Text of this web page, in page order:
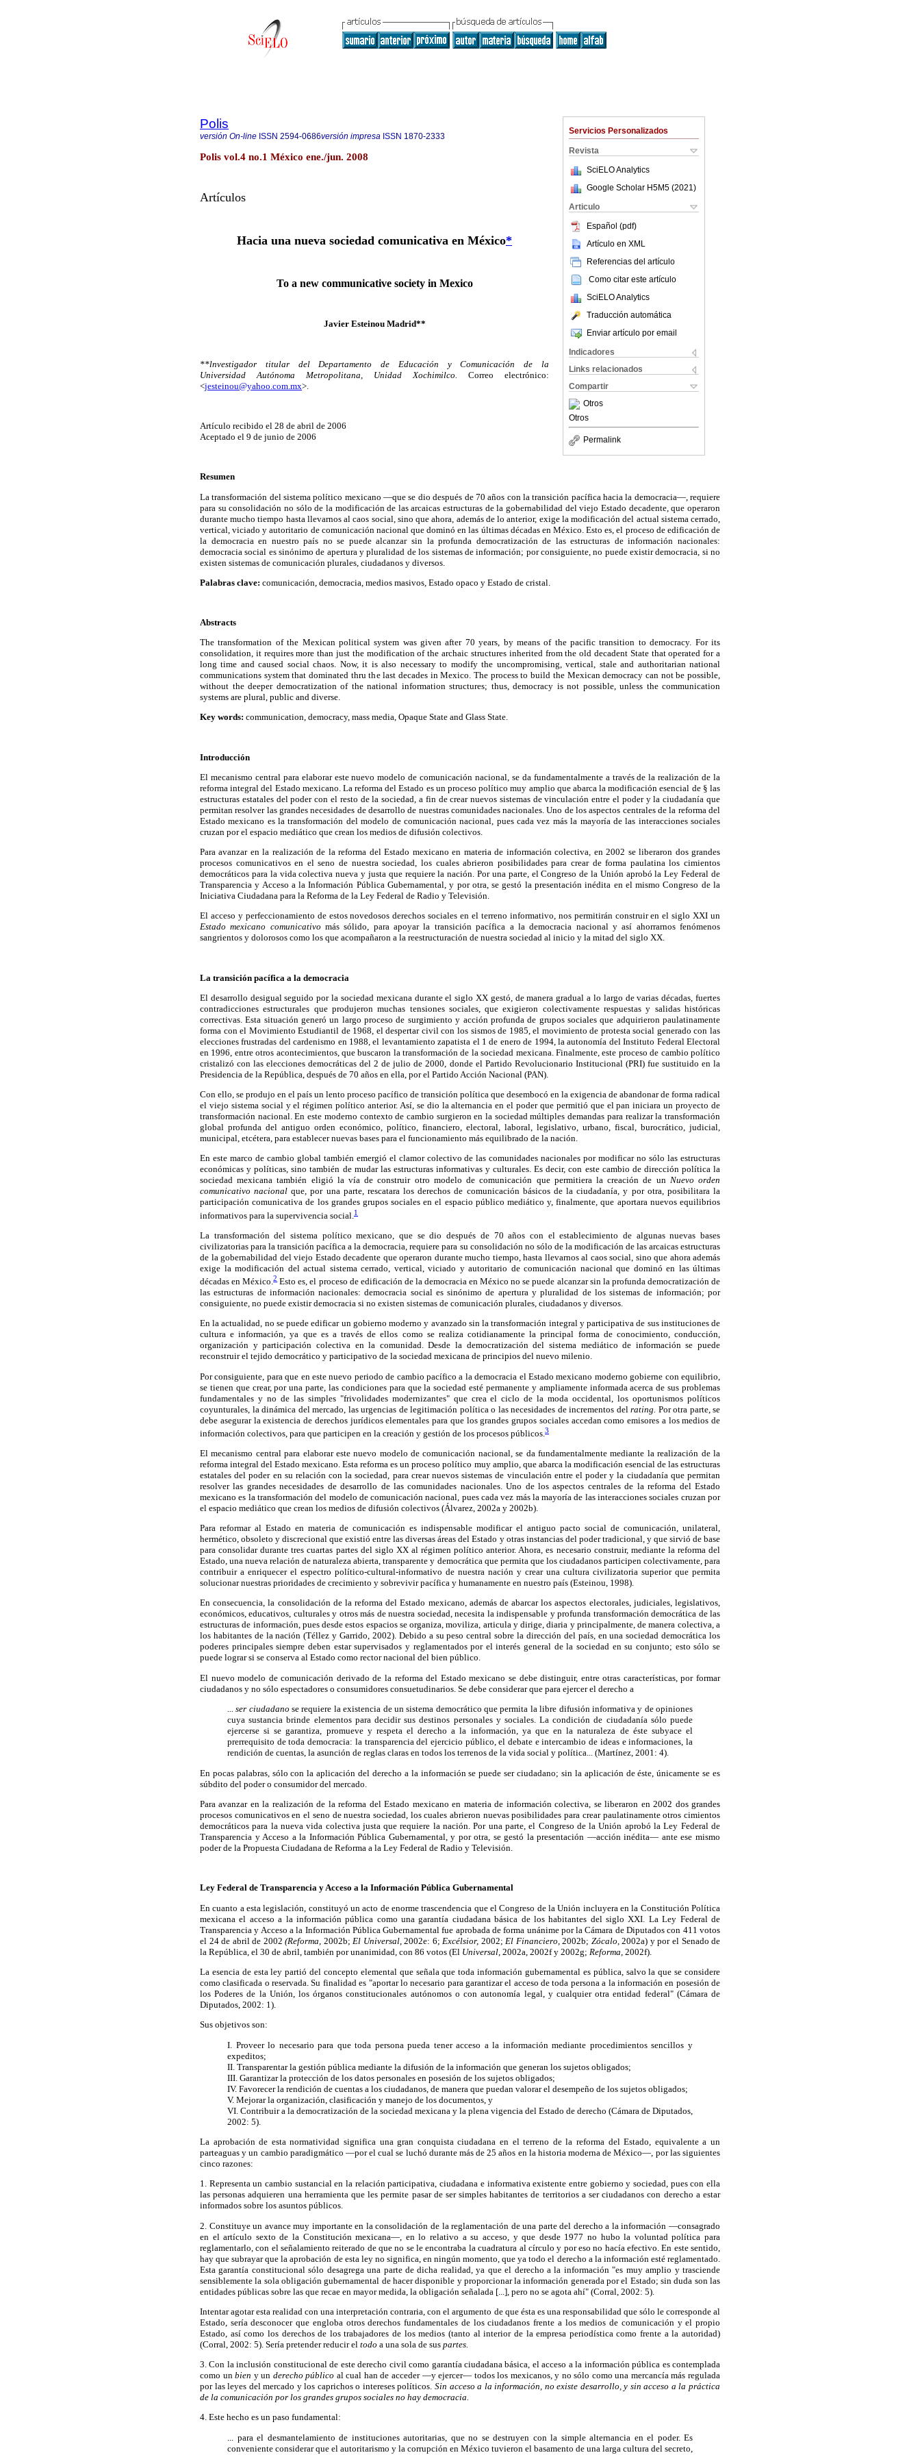
Servicios Personalizados
Revista
SciELO Analytics
Google Scholar H5M5 (2021 )
Articulo
Español (pdf)
Artículo en XML
Referencias del artículo
Como citar este artículo
SciELO Analytics
Traducción automática
Enviar artículo por email
Indicadores
Links relacionados
Compartir
Otros
Otros
Permalink
Polis
versión On-line ISSN 2594-0686versión impresa ISSN 1870-2333
Polis vol.4 no.1 México ene./jun. 2008
Artículos
Hacia una nueva sociedad comunicativa en México*
To a new communicative society in Mexico
Javier Esteinou Madrid**
**lnvestigador titular del Departamento de Educación y Comunicación de la
Universidad Autónoma Metropolitana, Unidad Xochimilco. Correo electrónico:
<jesteinou@yahoo.com.mx>.
Artículo recibido el 28 de abril de 2006
Aceptado el 9 de junio de 2006
Resumen
La transformación del sistema político mexicano —que se dio después de 70 años con la transición pacífica hacia la democracia—, requiere
para su consolidación no sólo de la modificación de las arcaicas estructuras de la gobernabilidad del viejo Estado decadente, que operaron
durante mucho tiempo hasta llevarnos al caos social, sino que ahora, además de lo anterior, exige la modificación del actual sistema cerrado,
vertical, viciado y autoritario de comunicación nacional que dominó en las últimas décadas en México. Esto es, el proceso de edificación de
la democracia en nuestro país no se puede alcanzar sin la profunda democratización de las estructuras de información nacionales:
democracia social es sinónimo de apertura y pluralidad de los sistemas de información; por consiguiente, no puede existir democracia, si no
existen sistemas de comunicación plurales, ciudadanos y diversos.
Palabras clave: comunicación, democracia, medios masivos, Estado opaco y Estado de cristal.
Abstracts
The transformation of the Mexican political system was given after 70 years, by means of the pacific transition to democracy. For its
consolidation, it requires more than just the modification of the archaic structures inherited from the old decadent State that operated for a
long time and caused social chaos. Now, it is also necessary to modify the uncompromising, vertical, stale and authoritarian national
communications system that dominated thru the last decades in Mexico. The process to build the Mexican democracy can not be possible,
without the deeper democratization of the national information structures; thus, democracy is not possible, unless the communication
systems are plural, public and diverse.
Key words: communication, democracy, mass media, Opaque State and Glass State.
Introducción
El mecanismo central para elaborar este nuevo modelo de comunicación nacional, se da fundamentalmente a través de la realización de la
reforma integral del Estado mexicano. La reforma del Estado es un proceso político muy amplio que abarca la modificación esencial de § las
estructuras estatales del poder con el resto de la sociedad, a fin de crear nuevos sistemas de vinculación entre el poder y la ciudadanía que
permitan resolver las grandes necesidades de desarrollo de nuestras comunidades nacionales. Uno de los aspectos centrales de la reforma del
Estado mexicano es la transformación del modelo de comunicación nacional, pues cada vez más la mayoría de las interacciones sociales
cruzan por el espacio mediático que crean los medios de difusión colectivos.
Para avanzar en la realización de la reforma del Estado mexicano en materia de información colectiva, en 2002 se liberaron dos grandes
procesos comunicativos en el seno de nuestra sociedad, los cuales abrieron posibilidades para crear de forma paulatina los cimientos
democráticos para la vida colectiva nueva y justa que requiere la nación. Por una parte, el Congreso de la Unión aprobó la Ley Federal de
Transparencia y Acceso a la Información Pública Gubernamental, y por otra, se gestó la presentación inédita en el mismo Congreso de la
Iniciativa Ciudadana para la Reforma de la Ley Federal de Radio y Televisión.
El acceso y perfeccionamiento de estos novedosos derechos sociales en el terreno informativo, nos permitirán construir en el siglo XXI un
Estado mexicano comunicativo más sólido, para apoyar la transición pacífica a la democracia nacional y así ahorrarnos fenómenos
sangrientos y dolorosos como los que acompañaron a la reestructuración de nuestra sociedad al inicio y la mitad del siglo XX.
La transición pacífica a la democracia
El desarrollo desigual seguido por la sociedad mexicana durante el siglo XX gestó, de manera gradual a lo largo de varias décadas, fuertes
contradicciones estructurales que produjeron muchas tensiones sociales, que exigieron colectivamente respuestas y salidas históricas
correctivas. Esta situación generó un largo proceso de surgimiento y acción profunda de grupos sociales que adquirieron paulatinamente
forma con el Movimiento Estudiantil de 1968, el despertar civil con los sismos de 1985, el movimiento de protesta social generado con las
elecciones frustradas del cardenismo en 1988, el levantamiento zapatista el 1 de enero de 1994, la autonomía del Instituto Federal Electoral
en 1996, entre otros acontecimientos, que buscaron la transformación de la sociedad mexicana. Finalmente, este proceso de cambio político
cristalizó con las elecciones democráticas del 2 de julio de 2000, donde el Partido Revolucionario Institucional (PRI) fue sustituido en la
Presidencia de la República, después de 70 años en ella, por el Partido Acción Nacional (PAN).
Con ello, se produjo en el país un lento proceso pacífico de transición política que desembocó en la exigencia de abandonar de forma radical
el viejo sistema social y el régimen político anterior. Así, se dio la alternancia en el poder que permitió que el pan iniciara un proyecto de
transformación nacional. En este moderno contexto de cambio surgieron en la sociedad múltiples demandas para realizar la transformación
global profunda del antiguo orden económico, político, financiero, electoral, laboral, legislativo, urbano, fiscal, burocrático, judicial,
municipal, etcétera, para establecer nuevas bases para el funcionamiento más equilibrado de la nación.
En este marco de cambio global también emergió el clamor colectivo de las comunidades nacionales por modificar no sólo las estructuras
económicas y políticas, sino también de mudar las estructuras informativas y culturales. Es decir, con este cambio de dirección política la
sociedad mexicana también eligió la vía de construir otro modelo de comunicación que permitiera la creación de un Nuevo orden
comunicativo nacional que, por una parte, rescatara los derechos de comunicación básicos de la ciudadanía, y por otra, posibilitara la
participación comunicativa de los grandes grupos sociales en el espacio público mediático y, finalmente, que aportara nuevos equilibrios
informativos para la supervivencia social. 1
La transformación del sistema político mexicano, que se dio después de 70 años con el establecimiento de algunas nuevas bases
civilizatorias para la transición pacífica a la democracia, requiere para su consolidación no sólo de la modificación de las arcaicas estructuras
de la gobernabilidad del viejo Estado decadente que operaron durante mucho tiempo, hasta llevarnos al caos social, sino que ahora además
exige la modificación del actual sistema cerrado, vertical, viciado y autoritario de comunicación nacional que dominó en las últimas
décadas en México.2Esto es, el proceso de edificación de la democracia en México no se puede alcanzar sin la profunda democratización de
las estructuras de información nacionales: democracia social es sinónimo de apertura y pluralidad de los sistemas de información; por
consiguiente, no puede existir democracia si no existen sistemas de comunicación plurales, ciudadanos y diversos.
En la actualidad, no se puede edificar un gobierno moderno y avanzado sin la transformación integral y participativa de sus instituciones de
cultura e información, ya que es a través de ellos como se realiza cotidianamente la principal forma de conocimiento, conducción,
organización y participación colectiva en la comunidad. Desde la democratización del sistema mediático de información se puede
reconstruir el tejido democrático y participativo de la sociedad mexicana de principios del nuevo milenio.
Por consiguiente, para que en este nuevo periodo de cambio pacífico a la democracia el Estado mexicano moderno gobierne con equilibrio,
se tienen que crear, por una parte, las condiciones para que la sociedad esté permanente y ampliamente informada acerca de sus problemas
fundamentales y no de las simples "frivolidades modernizantes" que crea el ciclo de la moda occidental, los oportunismos políticos
coyunturales, la dinámica del mercado, las urgencias de legitimación política o las necesidades de incrementos del rating. Por otra parte, se
debe asegurar la existencia de derechos jurídicos elementales para que los grandes grupos sociales accedan como emisores a los medios de
información colectivos, para que participen en la creación y gestión de los procesos públicos. 3
El mecanismo central para elaborar este nuevo modelo de comunicación nacional, se da fundamentalmente mediante la realización de la
reforma integral del Estado mexicano. Esta reforma es un proceso político muy amplio, que abarca la modificación esencial de las estructuras
estatales del poder en su relación con la sociedad, para crear nuevos sistemas de vinculación entre el poder y la ciudadanía que permitan
resolver las grandes necesidades de desarrollo de las comunidades nacionales. Uno de los aspectos centrales de la reforma del Estado
mexicano es la transformación del modelo de comunicación nacional, pues cada vez más la mayoría de las interacciones sociales cruzan por
el espacio mediático que crean los medios de difusión colectivos (Álvarez, 2002a y 2002b).
Para reformar al Estado en materia de comunicación es indispensable modificar el antiguo pacto social de comunicación, unilateral,
hermético, obsoleto y discrecional que existió entre las diversas áreas del Estado y otras instancias del poder tradicional, y que sirvió de base
para consolidar durante tres cuartas partes del siglo XX al régimen político anterior. Ahora, es necesario construir, mediante la reforma del
Estado, una nueva relación de naturaleza abierta, transparente y democrática que permita que los ciudadanos participen colectivamente, para
contribuir a enriquecer el espectro político-cultural-informativo de nuestra nación y crear una cultura civilizatoria superior que permita
solucionar nuestras prioridades de crecimiento y sobrevivir pacífica y humanamente en nuestro país (Esteinou, 1998).
En consecuencia, la consolidación de la reforma del Estado mexicano, además de abarcar los aspectos electorales, judiciales, legislativos,
económicos, educativos, culturales y otros más de nuestra sociedad, necesita la indispensable y profunda transformación democrática de las
estructuras de información, pues desde estos espacios se organiza, moviliza, articula y dirige, diaria y principalmente, de manera colectiva, a
los habitantes de la nación (Téllez y Garrido, 2002). Debido a su peso central sobre la dirección del país, en una sociedad democrática los
poderes principales siempre deben estar supervisados y reglamentados por el interés general de la sociedad en su conjunto; esto sólo se
puede lograr si se conserva al Estado como rector nacional del bien público.
El nuevo modelo de comunicación derivado de la reforma del Estado mexicano se debe distinguir, entre otras características, por formar
ciudadanos y no sólo espectadores o consumidores consuetudinarios. Se debe considerar que para ejercer el derecho a
... ser ciudadano se requiere la existencia de un sistema democrático que permita la libre difusión informativa y de opiniones
cuya sustancia brinde elementos para decidir sus destinos personales y sociales. La condición de ciudadanía sólo puede
ejercerse si se garantiza, promueve y respeta el derecho a la información, ya que en la naturaleza de éste subyace el
prerrequisito de toda democracia: la transparencia del ejercicio público, el debate e intercambio de ideas e informaciones, la
rendición de cuentas, la asunción de reglas claras en todos los terrenos de la vida social y política... (Martínez, 2001: 4).
En pocas palabras, sólo con la aplicación del derecho a la información se puede ser ciudadano; sin la aplicación de éste, únicamente se es
súbdito del poder o consumidor del mercado.
Para avanzar en la realización de la reforma del Estado mexicano en materia de información colectiva, se liberaron en 2002 dos grandes
procesos comunicativos en el seno de nuestra sociedad, los cuales abrieron nuevas posibilidades para crear paulatinamente otros cimientos
democráticos para la nueva vida colectiva justa que requiere la nación. Por una parte, el Congreso de la Unión aprobó la Ley Federal de
Transparencia y Acceso a la Información Pública Gubernamental, y por otra, se gestó la presentación —acción inédita— ante ese mismo
poder de la Propuesta Ciudadana de Reforma a la Ley Federal de Radio y Televisión.
Ley Federal de Transparencia y Acceso a la Información Pública Gubernamental
En cuanto a esta legislación, constituyó un acto de enorme trascendencia que el Congreso de la Unión incluyera en la Constitución Política
mexicana el acceso a la información pública como una garantía ciudadana básica de los habitantes del siglo XXI. La Ley Federal de
Transparencia y Acceso a la Información Pública Gubernamental fue aprobada de forma unánime por la Cámara de Diputados con 411 votos
el 24 de abril de 2002(Reforma, 2002b; El Universal, 2002e: 6; Excélsior, 2002; El Financiero, 2002b; Zócalo, 2002a) y por el Senado de
la República, el 30 de abril, también por unanimidad, con 86 votos (El Universal, 2002a, 2002f y 2002g; Reforma, 2002f).
La esencia de esta ley partió del concepto elemental que señala que toda información gubernamental es pública, salvo la que se considere
como clasificada o reservada. Su finalidad es "aportar lo necesario para garantizar el acceso de toda persona a la información en posesión de
los Poderes de la Unión, los órganos constitucionales autónomos o con autonomía legal, y cualquier otra entidad federal" (Cámara de
Diputados, 2002: 1).
Sus objetivos son:
I. Proveer lo necesario para que toda persona pueda tener acceso a la información mediante procedimientos sencillos y
expeditos;
II. Transparentar la gestión pública mediante la difusión de la información que generan los sujetos obligados;
III. Garantizar la protección de los datos personales en posesión de los sujetos obligados;
IV. Favorecer la rendición de cuentas a los ciudadanos, de manera que puedan valorar el desempeño de los sujetos obligados;
V. Mejorar la organización, clasificación y manejo de los documentos, y
VI. Contribuir a la democratización de la sociedad mexicana y la plena vigencia del Estado de derecho (Cámara de Diputados,
2002: 5).
La aprobación de esta normatividad significa una gran conquista ciudadana en el terreno de la reforma del Estado, equivalente a un
parteaguas y un cambio paradigmático —por el cual se luchó durante más de 25 años en la historia moderna de México—, por las siguientes
cinco razones:
1. Representa un cambio sustancial en la relación participativa, ciudadana e informativa existente entre gobierno y sociedad, pues con ella
las personas adquieren una herramienta que les permite pasar de ser simples habitantes de territorios a ser ciudadanos con derecho a estar
informados sobre los asuntos públicos.
2. Constituye un avance muy importante en la consolidación de la reglamentación de una parte del derecho a la información —consagrado
en el artículo sexto de la Constitución mexicana—, en lo relativo a su acceso, y que desde 1977 no hubo la voluntad política para
reglamentarlo, con el señalamiento reiterado de que no se le encontraba la cuadratura al círculo y por eso no hacía efectivo. En este sentido,
hay que subrayar que la aprobación de esta ley no significa, en ningún momento, que ya todo el derecho a la información esté reglamentado.
Esta garantía constitucional sólo desagrega una parte de dicha realidad, ya que el derecho a la información "es muy amplio y trasciende
sensiblemente la sola obligación gubernamental de hacer disponible y proporcionar la información generada por el Estado; sin duda son las
entidades públicas sobre las que recae en mayor medida, la obligación señalada [...], pero no se agota ahí" (Corral, 2002: 5).
Intentar agotar esta realidad con una interpretación contraria, con el argumento de que ésta es una responsabilidad que sólo le corresponde al
Estado, sería desconocer que engloba otros derechos fundamentales de los ciudadanos frente a los medios de comunicación y el propio
Estado, así como los derechos de los trabajadores de los medios (tanto al interior de la empresa periodística como frente a la autoridad)
(Corral, 2002: 5). Sería pretender reducir el todo a una sola de sus partes.
3. Con la inclusión constitucional de este derecho civil como garantía ciudadana básica, el acceso a la información pública es contemplada
como unbien y un derecho público al cual han de acceder —y ejercer— todos los mexicanos, y no sólo como una mercancía más regulada
por las leyes del mercado y los caprichos o intereses políticos. Sin acceso a la información, no existe desarrollo, y sin acceso a la práctica
de la comunicación por los grandes grupos sociales no hay democracia.
4. Este hecho es un paso fundamental:
... para el desmantelamiento de instituciones autoritarias, que no se destruyen con la simple alternancia en el poder. Es
conveniente considerar que el autoritarismo y la corrupción en México tuvieron el basamento de una larga cultura del secreto,